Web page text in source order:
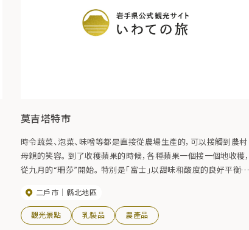
莫吉塔特市
時令蔬菜、泡菜、味噌等都是直接從農場生產的，可以接觸到農村
母親的笑容。 到了收穫蘋果的時候，各種蘋果一個接一個地收穫，
從九月的“珊莎”開始。 特別是「富士」以甜味和酸度的良好平衡而
二戶市 縣北地區
觀光景點 乳製品 農產品